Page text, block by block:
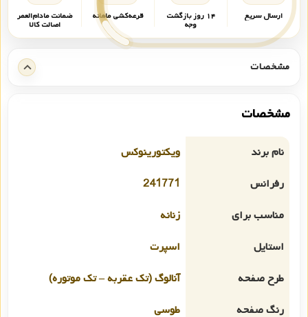
ارسال سریع ۱۴ روز بازگشت
وجه
قرعه‌کشی ماهانه ضمانت مادام‌العمر
اصالت کالا
مشخصات
مشخصات
نام برند
ویکتورینوکس
رفرانس
241771
مناسب برای
زنانه
استایل
اسپرت
طرح صفحه
آنالوگ (تک عقربه – تک موتوره)
رنگ صفحه
طوسی